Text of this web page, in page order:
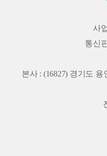
사
통신
본사 : (16827) 경기도